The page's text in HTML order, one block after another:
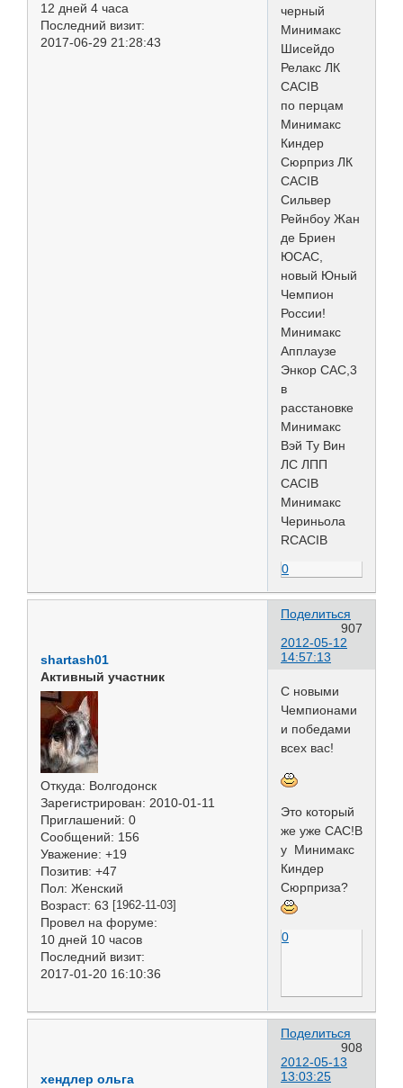
12 дней 4 часа
Последний визит:
2017-06-29 21:28:43
черный
Минимакс
Шисейдо
Релакс ЛК
CACIB
по перцам
Минимакс
Киндер
Сюрприз ЛК
CACIB
Сильвер
Рейнбоу Жан
де Бриен
ЮСАС,
новый Юный
Чемпион
России!
Минимакс
Апплаузе
Энкор САС,3
в
расстановке
Минимакс
Вэй Ту Вин
ЛС ЛПП
CACIB
Минимакс
Чериньола
RCACIB
0
Поделиться
907
2012-05-12
14:57:13
shartash01
Активный участник
Откуда: Волгодонск
Зарегистрирован: 2010-01-11
Приглашений: 0
Сообщений: 156
Уважение: +19
Позитив: +47
Пол: Женский
Возраст: 63 [1962-11-03]
Провел на форуме:
10 дней 10 часов
Последний визит:
2017-01-20 16:10:36
С новыми
Чемпионами
и победами
всех вас!
Это который
же уже САС!В
у Минимакс
Киндер
Сюрприза?
0
Поделиться
908
2012-05-13
13:03:25
хендлер ольга